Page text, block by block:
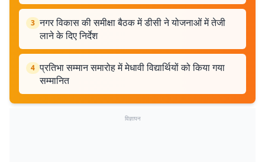
3 नगर विकास की समीक्षा बैठक में डीसी ने योजनाओं में तेजी
लाने के दिए निर्देश
4 प्रतिभा सम्मान समारोह में मेधावी विद्यार्थियों को किया गया
सम्मानित
विज्ञापन